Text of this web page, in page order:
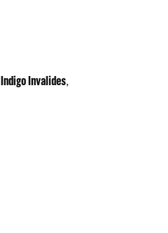
Indigo Invalides,